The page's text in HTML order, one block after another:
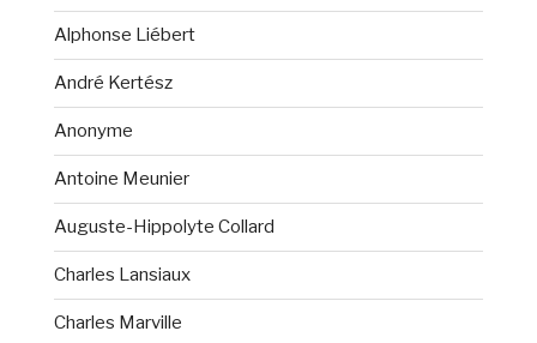
Alphonse Liébert
André Kertész
Anonyme
Antoine Meunier
Auguste-Hippolyte Collard
Charles Lansiaux
Charles Marville